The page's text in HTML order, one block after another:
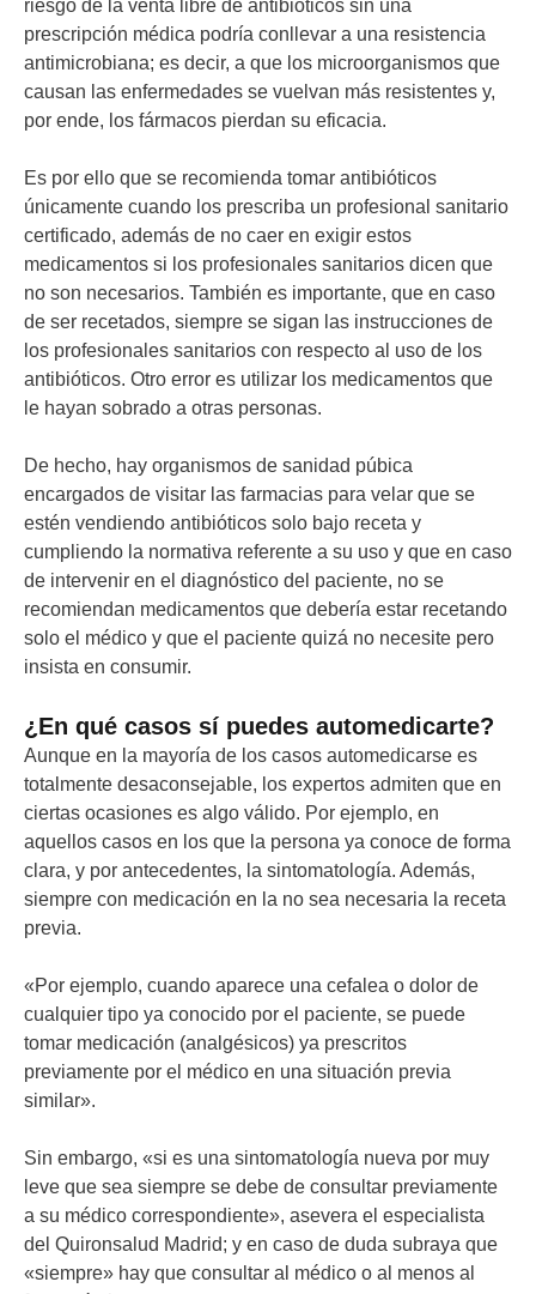
riesgo de la venta libre de antibióticos sin una
prescripción médica podría conllevar a una resistencia
antimicrobiana; es decir, a que los microorganismos que
causan las enfermedades se vuelvan más resistentes y,
por ende, los fármacos pierdan su eficacia.
Es por ello que se recomienda tomar antibióticos
únicamente cuando los prescriba un profesional sanitario
certificado, además de no caer en exigir estos
medicamentos si los profesionales sanitarios dicen que
no son necesarios. También es importante, que en caso
de ser recetados, siempre se sigan las instrucciones de
los profesionales sanitarios con respecto al uso de los
antibióticos. Otro error es utilizar los medicamentos que
le hayan sobrado a otras personas.
De hecho, hay organismos de sanidad púbica
encargados de visitar las farmacias para velar que se
estén vendiendo antibióticos solo bajo receta y
cumpliendo la normativa referente a su uso y que en caso
de intervenir en el diagnóstico del paciente, no se
recomiendan medicamentos que debería estar recetando
solo el médico y que el paciente quizá no necesite pero
insista en consumir.
¿En qué casos sí puedes automedicarte?
Aunque en la mayoría de los casos automedicarse es
totalmente desaconsejable, los expertos admiten que en
ciertas ocasiones es algo válido. Por ejemplo, en
aquellos casos en los que la persona ya conoce de forma
clara, y por antecedentes, la sintomatología. Además,
siempre con medicación en la no sea necesaria la receta
previa.
«Por ejemplo, cuando aparece una cefalea o dolor de
cualquier tipo ya conocido por el paciente, se puede
tomar medicación (analgésicos) ya prescritos
previamente por el médico en una situación previa
similar».
Sin embargo, «si es una sintomatología nueva por muy
leve que sea siempre se debe de consultar previamente
a su médico correspondiente», asevera el especialista
del Quironsalud Madrid; y en caso de duda subraya que
«siempre» hay que consultar al médico o al menos al